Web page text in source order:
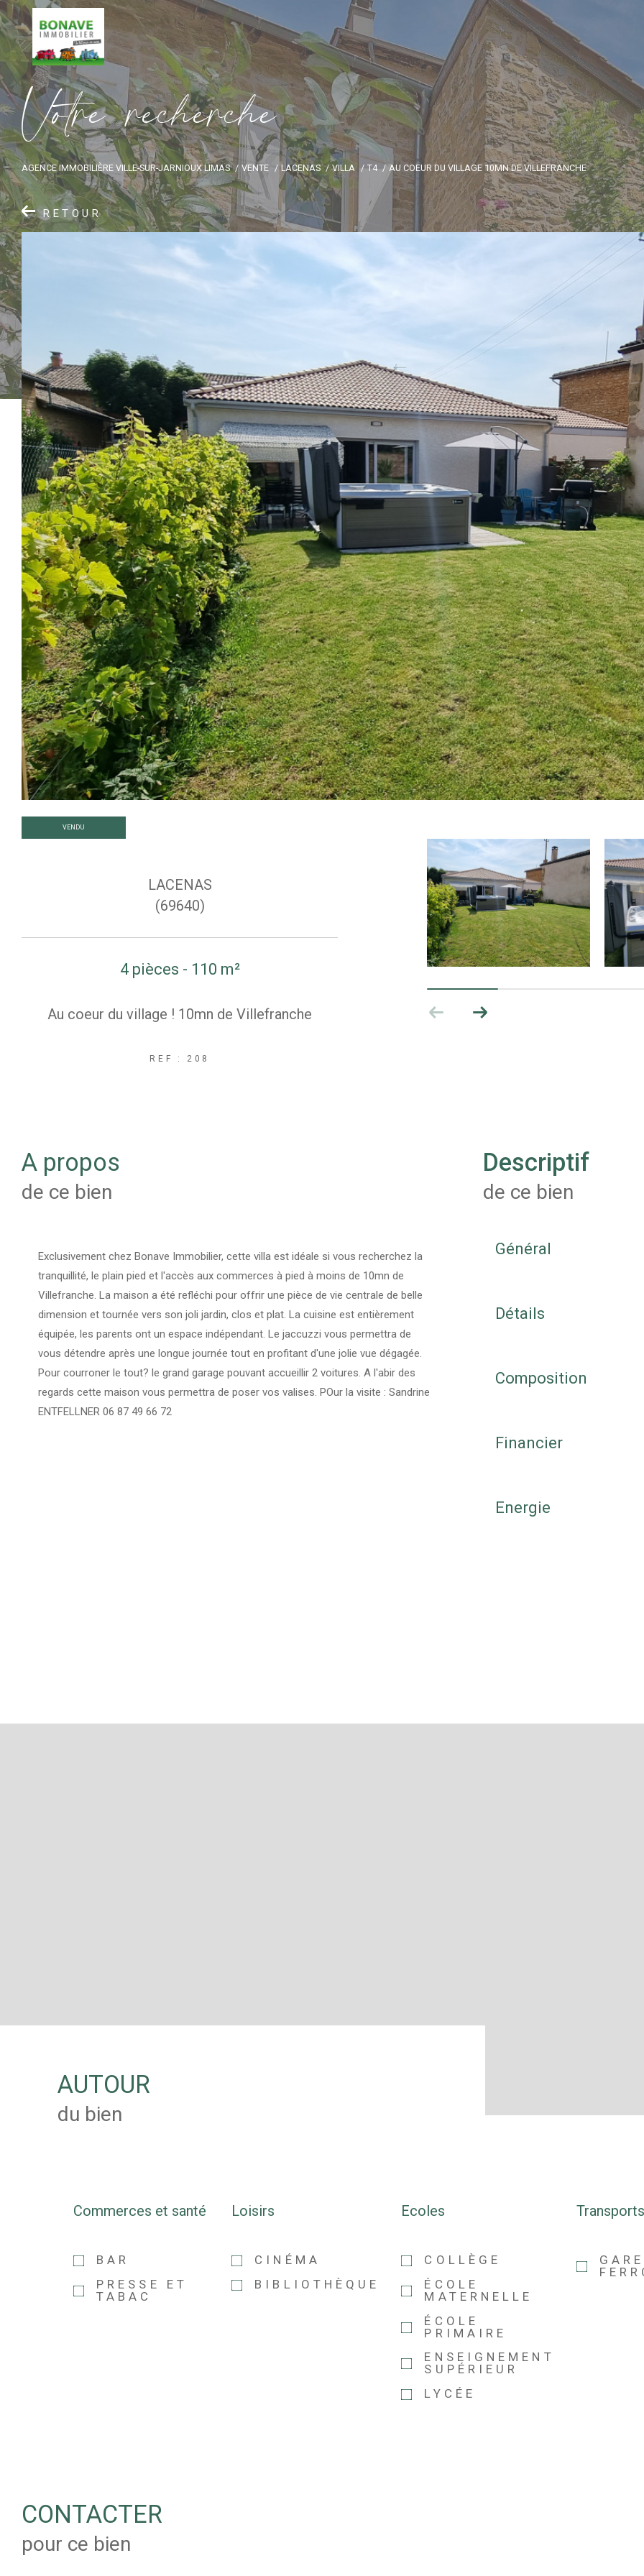
Votre recherche
AGENCE IMMOBILIÈRE VILLE-SUR-JARNIOUX LIMAS VENTE LACENAS VILLA T4 AU COEUR DU VILLAGE 10MN DE VILLEFRANCHE
RETOUR
VENDU
LACENAS
(69640)
4 pièces - 110 m²
Au coeur du village ! 10mn de Villefranche
REF : 208
a propos
de ce bien
Exclusivement chez Bonave Immobilier, cette villa est idéale si vous recherchez la
tranquillité, le plain pied et l'accès aux commerces à pied à moins de 10mn de
Villefranche. La maison a été refléchi pour offrir une pièce de vie centrale de belle
dimension et tournée vers son joli jardin, clos et plat. La cuisine est entièrement
équipée, les parents ont un espace indépendant. Le jaccuzzi vous permettra de
vous détendre après une longue journée tout en profitant d'une jolie vue dégagée.
Pour courroner le tout? le grand garage pouvant accueillir 2 voitures. A l'abir des
regards cette maison vous permettra de poser vos valises. POur la visite : Sandrine
ENTFELLNER 06 87 49 66 72
descriptif
de ce bien
Général
Détails
Composition
Financier
Energie
AUTOUR
du bien
Commerces et santé
BAR
PRESSE ET
TABAC
Loisirs
CINÉMA
BIBLIOTHÈQUE
Ecoles
COLLÈGE
ÉCOLE
MATERNELLE
ÉCOLE
PRIMAIRE
ENSEIGNEMENT
SUPÉRIEUR
LYCÉE
Transports
GARE
CONTACTER
pour ce bien